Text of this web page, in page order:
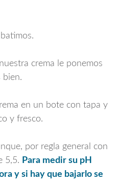
crema le ponemos
bien.
en un bote con tapa y
y fresco.
por regla general con
5,5. Para medir su pH
y si hay que bajarlo se